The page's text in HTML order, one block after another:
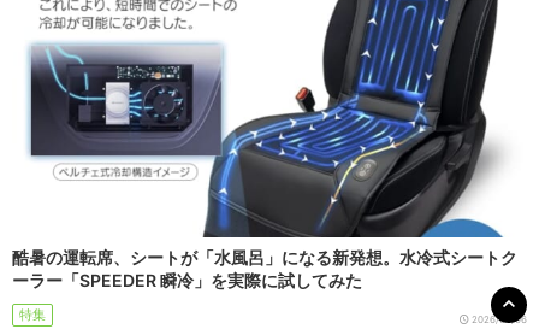
酷暑の運転席、シートが「水風呂」になる新発想。水冷式シートク
ーラー「SPEEDER 瞬冷」を実際に試してみた
特集 2026/08/06